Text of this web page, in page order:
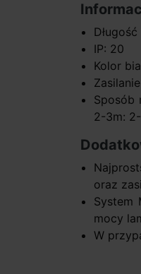
IP: 20
Kolor
Sposób
2-3m:
oraz
System
mocy
W